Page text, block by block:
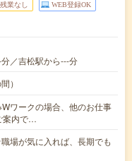
残業なし WEB登録OK
／吉松駅から---分
）
ワークの場合、他のお仕事
案内で…
場が気に入れば、長期でも